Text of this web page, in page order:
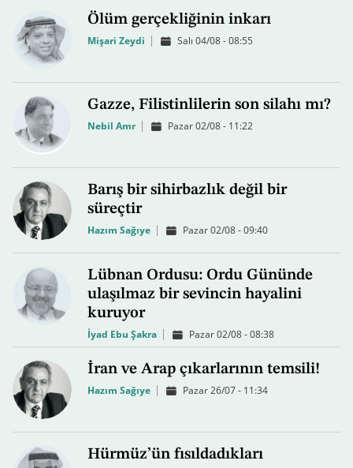
Ölüm gerçekliğinin inkarı
Mişari Zeydi Salı 04/08 - 08:55
Gazze, Filistinlilerin son silahı mı?
Nebil Amr Pazar 02/08 - 11:22
Barış bir sihirbazlık değil bir
süreçtir
Hazım Sağıye Pazar 02/08 - 09:40
Lübnan Ordusu: Ordu Gününde
ulaşılmaz bir sevincin hayalini
kuruyor
İyad Ebu Şakra Pazar 02/08 - 08:38
İran ve Arap çıkarlarının temsili!
Hazım Sağıye Pazar 26/07 - 11:34
Hürmüz’ün fısıldadıkları